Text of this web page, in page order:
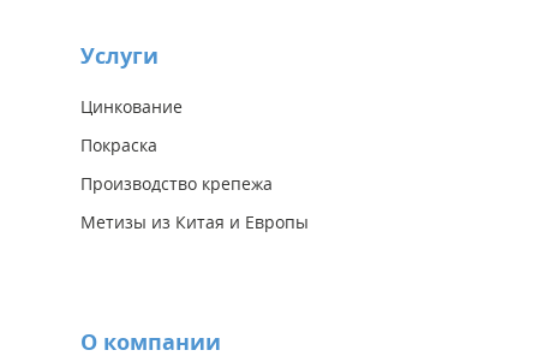
Услуги
Цинкование
Покраска
Производство крепежа
Метизы из Китая и Европы
О компании